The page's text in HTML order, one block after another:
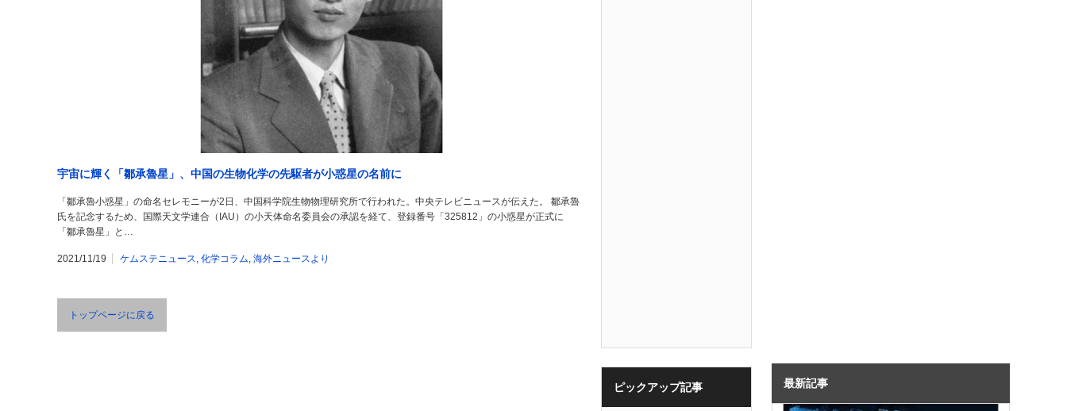
宇宙に輝く「鄒承魯星」、中国の生物化学の先駆者が小惑星の名前に
「鄒承魯小惑星」の命名セレモニーが2日、中国科学院生物物理研究所で行われた。中央テレビニュースが伝えた。 鄒承魯
氏を記念するため、国際天文学連合（IAU）の小天体命名委員会の承認を経て、登録番号「325812」の小惑星が正式に
「鄒承魯星」と…
2021/11/19 ケムステニュース, 化学コラム, 海外ニュースより
トップページに戻る
ピックアップ記事 最新記事